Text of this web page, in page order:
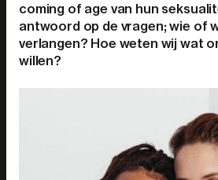
coming of age van hun
antwoord op de vragen; wie of
verlangen? Hoe weten wij wat
willen?